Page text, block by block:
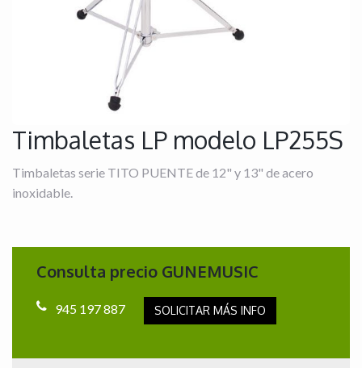
Timbaletas LP modelo LP255S
Timbaletas serie TITO PUENTE de 12" y 13" de acero
inoxidable.
Consulta precio GUNEMUSIC
945 197 887 SOLICITAR MÁS INFO